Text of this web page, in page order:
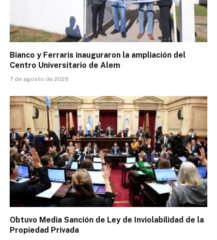
Bianco y Ferraris inauguraron la ampliación del
Centro Universitario de Alem
7 de agosto de 2026
Obtuvo Media Sanción de Ley de Inviolabilidad de la
Propiedad Privada